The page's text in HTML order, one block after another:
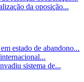
da oposição...
estado de abandono...
sistema de...